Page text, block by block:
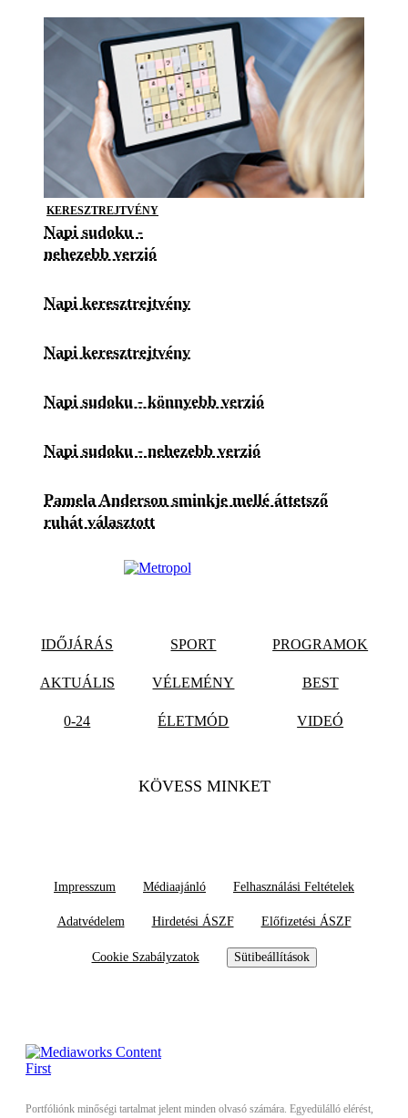
KERESZTREJTVÉNY
Napi sudoku -
nehezebb verzió
Napi keresztrejtvény
Napi keresztrejtvény
Napi sudoku - könnyebb verzió
Napi sudoku - nehezebb verzió
Pamela Anderson sminkje mellé áttetsző
ruhát választott
IDŐJÁRÁS SPORT PROGRAMOK
AKTUÁLIS VÉLEMÉNY BEST
0-24 ÉLETMÓD VIDEÓ
KÖVESS MINKET
Impresszum Médiaajánló Felhasználási Feltételek
Adatvédelem Hirdetési ÁSZF Előfizetési ÁSZF
Cookie Szabályzatok Sütibeállítások
Portfóliónk minőségi tartalmat jelent minden olvasó számára. Egyedülálló elérést,